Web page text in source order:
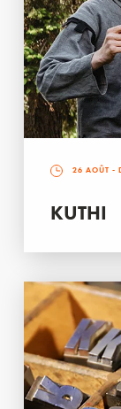
26 AOÛT -
KUTHI